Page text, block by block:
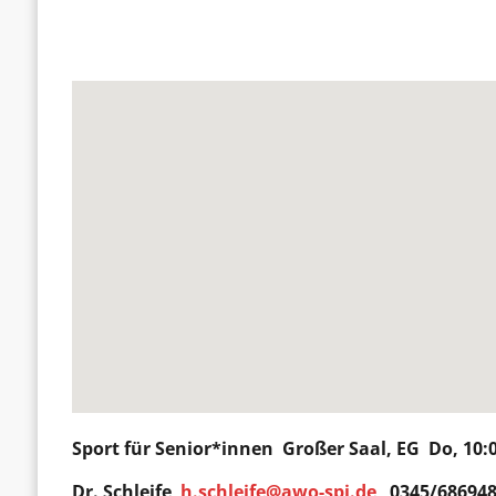
Sport für Senior*innen Großer Saal, EG Do,